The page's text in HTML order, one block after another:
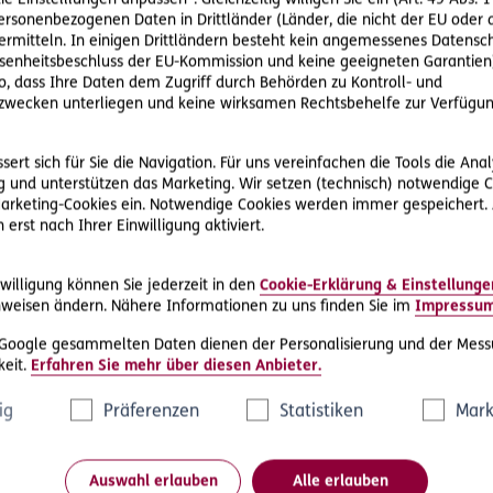
Daten in Drittländer (Länder, die nicht der EU oder
In einigen Drittländern besteht kein angemessenes
der EU-Kommission und keine geeigneten
dass Ihre Daten dem Zugriff durch Behörden zu Kontroll- und
unterliegen und keine wirksamen Rechtsbehelfe zur
sich für Sie die Navigation. Für uns vereinfachen die Tools die
und unterstützen das Marketing. Wir setzen (technisch) notwendige
Cookies ein. Notwendige Cookies werden immer
erst nach Ihrer Einwilligung aktiviert.
können Sie jederzeit in den Cookie-Erklärung &
ändern. Nähere Informationen zu uns finden Sie im
gesammelten Daten dienen der Personalisierung und der
Erfahren Sie mehr über diesen Anbieter.
Präferenzen Statistiken
Auswahl erlauben Alle erlauben
Rechtsschutz-
D.A.S. Direkthilfe®
Sie benötigen ein Schreiben an die
außergerichtliche Lösung an
Rechtsschutzfall melden